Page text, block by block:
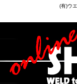
(有)ウ